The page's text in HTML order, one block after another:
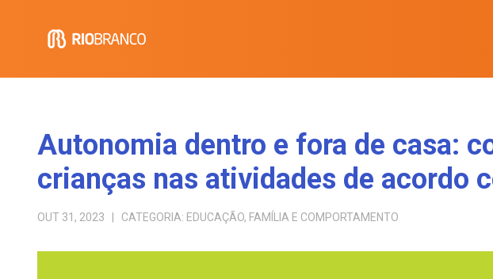
Autonomia dentro e fora de casa:
crianças nas atividades de acordo
OUT 31, 2023 | CATEGORIA: EDUCAÇÃO, FAMÍLIA E COMPORTAMENTO